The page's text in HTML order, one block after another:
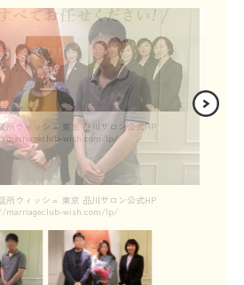
所ウィッシュ 東京 品川サロン公式HP
marriageclub-wish.com/lp/